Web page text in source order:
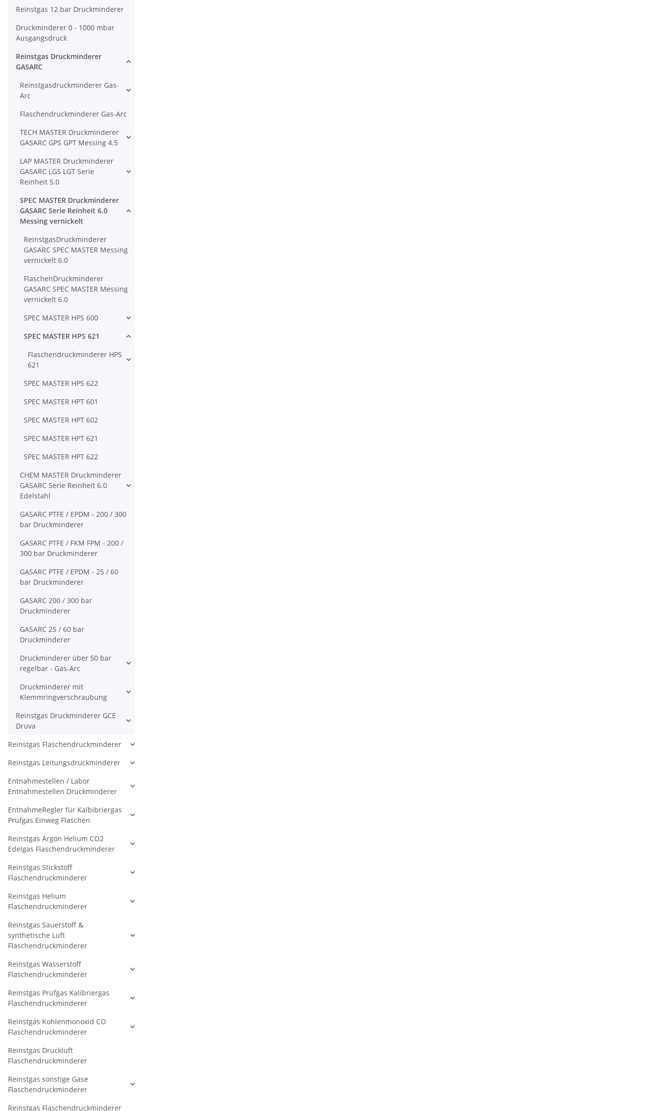
Reinstgas 12 bar Druckminderer
Druckminderer 0 - 1000 mbar
Ausgangsdruck
Reinstgas Druckminderer
GASARC
Reinstgasdruckminderer Gas-
Arc
Flaschendruckminderer Gas-Arc
TECH MASTER Druckminderer
GASARC GPS GPT Messing 4.5
LAP MASTER Druckminderer
GASARC LGS LGT Serie
Reinheit 5.0
SPEC MASTER Druckminderer
GASARC Serie Reinheit 6.0
Messing vernickelt
ReinstgasDruckminderer
GASARC SPEC MASTER Messing
vernickelt 6.0
FlaschenDruckminderer
GASARC SPEC MASTER Messing
vernickelt 6.0
SPEC MASTER HPS 600
SPEC MASTER HPS 621
Flaschendruckminderer HPS
621
SPEC MASTER HPS 622
SPEC MASTER HPT 601
SPEC MASTER HPT 602
SPEC MASTER HPT 621
SPEC MASTER HPT 622
CHEM MASTER Druckminderer
GASARC Serie Reinheit 6.0
Edelstahl
GASARC PTFE / EPDM - 200 / 300
bar Druckminderer
GASARC PTFE / FKM FPM - 200 /
300 bar Druckminderer
GASARC PTFE / EPDM - 25 / 60
bar Druckminderer
GASARC 200 / 300 bar
Druckminderer
GASARC 25 / 60 bar
Druckminderer
Druckminderer über 50 bar
regelbar - Gas-Arc
Druckminderer mit
Klemmringverschraubung
Reinstgas Druckminderer GCE
Druva
Reinstgas Flaschendruckminderer
Reinstgas Leitungsdruckminderer
Entnahmestellen / Labor
Entnahmestellen Druckminderer
EntnahmeRegler für Kalbibriergas
Prüfgas Einweg Flaschen
Reinstgas Argon Helium CO2
Edelgas Flaschendruckminderer
Reinstgas Stickstoff
Flaschendruckminderer
Reinstgas Helium
Flaschendruckminderer
Reinstgas Sauerstoff &
synthetische Luft
Flaschendruckminderer
Reinstgas Wasserstoff
Flaschendruckminderer
Reinstgas Prüfgas Kalibriergas
Flaschendruckminderer
Reinstgas Kohlenmonoxid CO
Flaschendruckminderer
Reinstgas Druckluft
Flaschendruckminderer
Reinstgas sonstige Gase
Flaschendruckminderer
Reinstgas Flaschendruckminderer